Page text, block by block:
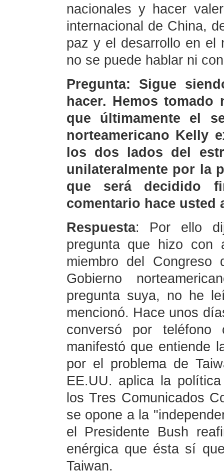
nacionales y hacer
internacional de China,
paz y el desarrollo en el
no se puede hablar ni
Pregunta: Sigue
hacer. Hemos
que últimamente el
norteamericano Kelly
los dos lados del
unilateralmente por la
que será decidido
comentario hace usted
Respuesta: Por ello
pregunta que hizo con
miembro del Congreso
Gobierno
pregunta suya, no he
mencionó. Hace unos
conversó por
manifestó que entiende
por el problema de
EE.UU. aplica la
los Tres Comunicados
se opone a la
el Presidente Bush
enérgica que ésta sí
Taiwan.